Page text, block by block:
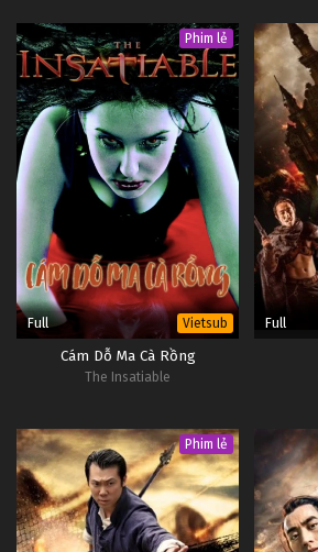
Phim lẻ
Full Vietsub
Cám Dỗ Ma Cà Rồng
The Insatiable
Full
Phim lẻ